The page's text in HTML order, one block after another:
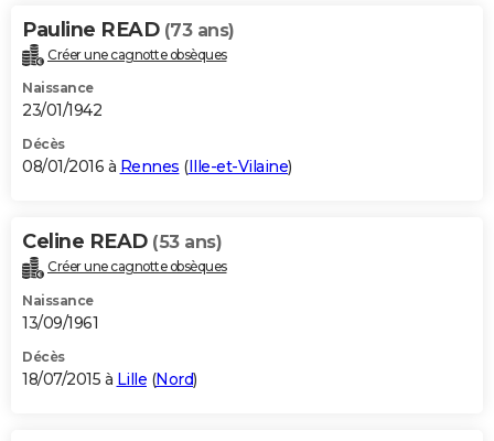
Pauline READ (73 ans)
Créer une cagnotte obsèques
Naissance
23/01/1942
Décès
08/01/2016 à Rennes (Ille-et-Vilaine)
Celine READ (53 ans)
Créer une cagnotte obsèques
Naissance
13/09/1961
Décès
18/07/2015 à Lille (Nord)